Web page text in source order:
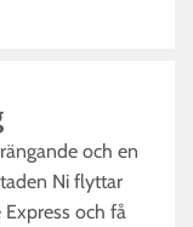
och en
Ni flyttar
och få